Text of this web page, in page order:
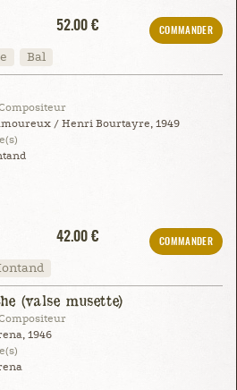
52.00 €
COMMANDER
Bal
/ Henri Bourtayre, 1949
42.00 €
COMMANDER
(valse musette)
1946